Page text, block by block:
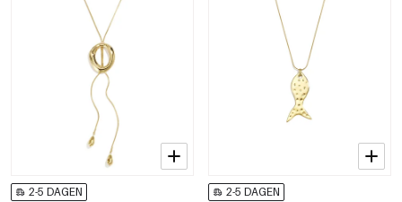
2-5 DAGEN 2-5 DAGEN